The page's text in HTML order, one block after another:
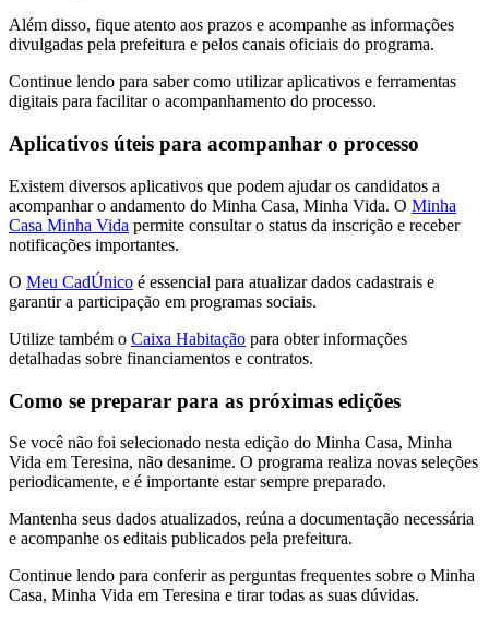
Além disso, fique atento aos prazos e acompanhe as informações
divulgadas pela prefeitura e pelos canais oficiais do programa.
Continue lendo para saber como utilizar aplicativos e ferramentas
digitais para facilitar o acompanhamento do processo.
Aplicativos úteis para acompanhar o processo
Existem diversos aplicativos que podem ajudar os candidatos a
acompanhar o andamento do Minha Casa, Minha Vida. O Minha
Casa Minha Vida permite consultar o status da inscrição e receber
notificações importantes.
O Meu CadÚnico é essencial para atualizar dados cadastrais e
garantir a participação em programas sociais.
Utilize também o Caixa Habitação para obter informações
detalhadas sobre financiamentos e contratos.
Como se preparar para as próximas edições
Se você não foi selecionado nesta edição do Minha Casa, Minha
Vida em Teresina, não desanime. O programa realiza novas seleções
periodicamente, e é importante estar sempre preparado.
Mantenha seus dados atualizados, reúna a documentação necessária
e acompanhe os editais publicados pela prefeitura.
Continue lendo para conferir as perguntas frequentes sobre o Minha
Casa, Minha Vida em Teresina e tirar todas as suas dúvidas.